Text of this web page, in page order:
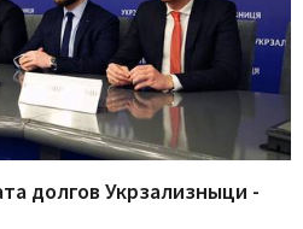
долгов Укрзализныци -